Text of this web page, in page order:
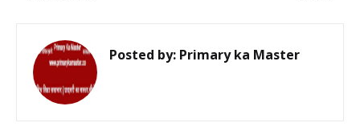
Posted by: Primary ka Master